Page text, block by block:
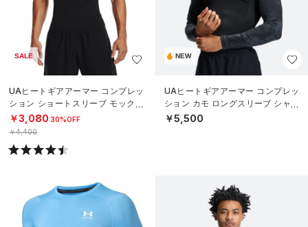
SALE
UAヒートギアアーマー コンプレッ
ション ショートスリーブ モックネ
ック シャツ（トレーニング/MEN）
￥3,080 30%OFF
￥4,400
NEW
UAヒートギアアーマー コンプレッ
ション カモ ロングスリーブ シャツ
（トレーニング/MEN）
￥5,500